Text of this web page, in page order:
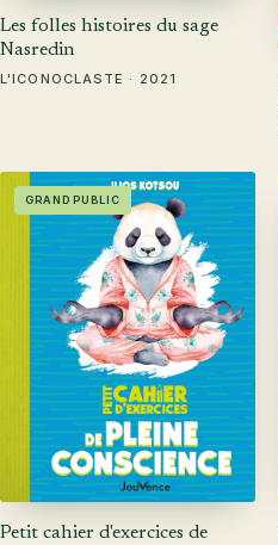
Les folles histoires du sage
Nasredin
L'ICONOCLASTE · 2021
GRAND PUBLIC
Petit cahier d'exercices de